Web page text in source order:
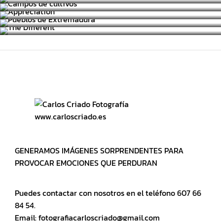
LANDSCAPE / TREE / NATURE
PUEBLOS/ CIUDADES
THE DIFFERENT
FASHION / PORTRAIT / BOKEH
www.carloscriado.es
GENERAMOS IMÁGENES SORPRENDENTES PARA
PROVOCAR EMOCIONES QUE PERDURAN
Puedes contactar con nosotros en el teléfono 607 66
84 54.
Email: fotografiacarloscriado@gmail.com